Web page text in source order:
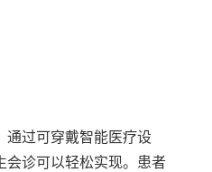
通过可穿戴智能医疗设
会诊可以轻松实现。患者